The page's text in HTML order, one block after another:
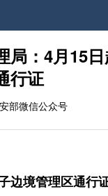
局：4月15
行证
部微信公众号
边境管理区通行